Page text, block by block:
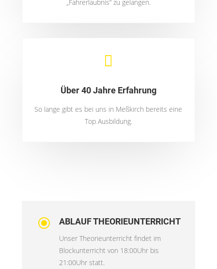
„Fahrerlaubnis“ zu gelangen.

Über 40 Jahre Erfahrung
So lange gibt es bei uns in Meßkirch bereits eine
Top Ausbildung.
\ ABLAUF THEORIEUNTERRICHT
Unser Theorieunterricht findet im
Blockunterricht von 18:00Uhr bis
21:00Uhr statt.